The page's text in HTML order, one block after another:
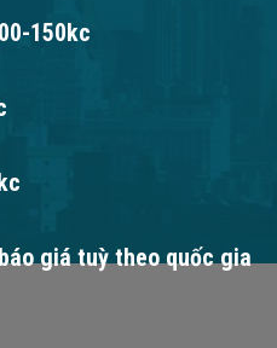
150kc
giá tuỳ theo quốc gia